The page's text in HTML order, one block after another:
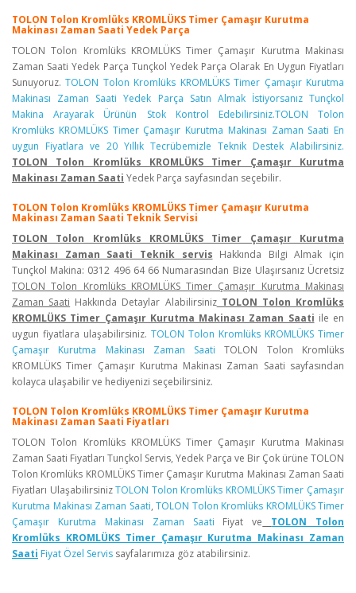
TOLON Tolon Kromlüks KROMLÜKS Timer Çamaşır Kurutma
Makinası Zaman Saati Yedek Parça
TOLON Tolon Kromlüks KROMLÜKS Timer Çamaşır Kurutma Makinası
Zaman Saati Yedek Parça Tunçkol Yedek Parça Olarak En Uygun Fiyatları
Sunuyoruz.TOLON Tolon Kromlüks KROMLÜKS Timer Çamaşır Kurutma
Makinası Zaman Saati Yedek Parça Satın Almak İstiyorsanız Tunçkol
Makina Arayarak Ürünün Stok Kontrol Edebilirsiniz.TOLON Tolon
Kromlüks KROMLÜKS Timer Çamaşır Kurutma Makinası Zaman Saati En
uygun Fiyatlara ve 20 Yıllık Tecrübemizle Teknik Destek Alabilirsiniz.
TOLON Tolon Kromlüks KROMLÜKS Timer Çamaşır Kurutma
Makinası Zaman Saati Yedek Parça sayfasından seçebilir.
TOLON Tolon Kromlüks KROMLÜKS Timer Çamaşır Kurutma
Makinası Zaman Saati Teknik Servisi
TOLON Tolon Kromlüks KROMLÜKS Timer Çamaşır Kurutma
Makinası Zaman Saati Teknik servis Hakkında Bilgi Almak için
Tunçkol Makina: 0312 496 64 66 Numarasından Bize Ulaşırsanız Ücretsiz
TOLON Tolon Kromlüks KROMLÜKS Timer Çamaşır Kurutma Makinası
Zaman Saati Hakkında Detaylar AlabilirsinizTOLON Tolon Kromlüks
KROMLÜKS Timer Çamaşır Kurutma Makinası Zaman Saati ile en
uygun fiyatlara ulaşabilirsiniz. TOLON Tolon Kromlüks KROMLÜKS Timer
Çamaşır Kurutma Makinası Zaman SaatiTOLON Tolon Kromlüks
KROMLÜKS Timer Çamaşır Kurutma Makinası Zaman Saati sayfasından
kolayca ulaşabilir ve hediyenizi seçebilirsiniz.
TOLON Tolon Kromlüks KROMLÜKS Timer Çamaşır Kurutma
Makinası Zaman Saati Fiyatları
TOLON Tolon Kromlüks KROMLÜKS Timer Çamaşır Kurutma Makinası
Zaman Saati Fiyatları Tunçkol Servis, Yedek Parça ve Bir Çok ürüne TOLON
Tolon Kromlüks KROMLÜKS Timer Çamaşır Kurutma Makinası Zaman Saati
Fiyatları UlaşabilirsinizTOLON Tolon Kromlüks KROMLÜKS Timer Çamaşır
Kurutma Makinası Zaman Saati, TOLON Tolon Kromlüks KROMLÜKS Timer
Çamaşır Kurutma Makinası Zaman Saati Fiyat ve
TOLON Tolon
Kromlüks KROMLÜKS Timer Çamaşır Kurutma Makinası Zaman
Saati Fiyat Özel Servis sayfalarımıza göz atabilirsiniz.